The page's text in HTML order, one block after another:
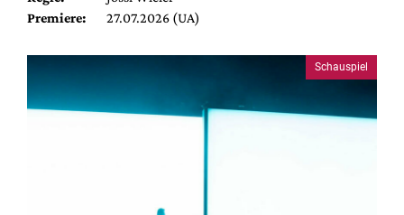
Premiere:
27.07.2026 (UA)
Schauspiel